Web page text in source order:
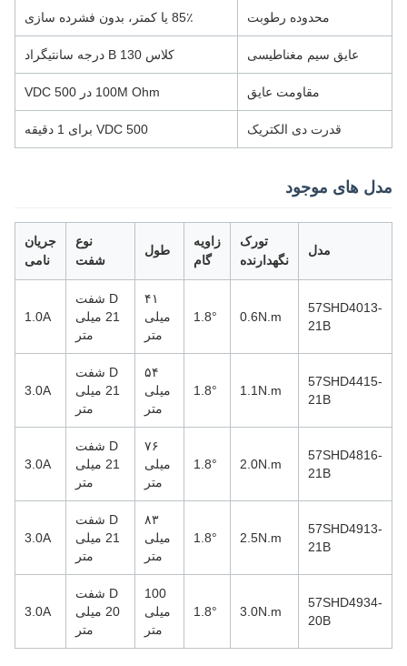
محدوده رطوبت 85٪ یا کمتر، بدون فشرده سازی
عایق سیم مغناطیسی کلاس B 130 درجه سانتیگراد
مقاومت عایق 100M Ohm در 500 VDC
قدرت دی الکتریک 500 VDC برای 1 دقیقه
مدل های موجود
مدل
تورک
نگهدارنده
زاویه
گام
طول
نوع
شفت
جریان
نامی
57SHD4013-
21B
0.6N.m
1.8°
۴۱
میلی
متر
D شفت
21 میلی
متر
1.0A
57SHD4415-
21B
1.1N.m
1.8°
۵۴
میلی
متر
D شفت
21 میلی
متر
3.0A
57SHD4816-
21B
2.0N.m
1.8°
۷۶
میلی
متر
D شفت
21 میلی
متر
3.0A
57SHD4913-
21B
2.5N.m
1.8°
۸۳
میلی
متر
D شفت
21 میلی
متر
3.0A
57SHD4934-
20B
3.0N.m
1.8°
100
میلی
متر
D شفت
20 میلی
متر
3.0A